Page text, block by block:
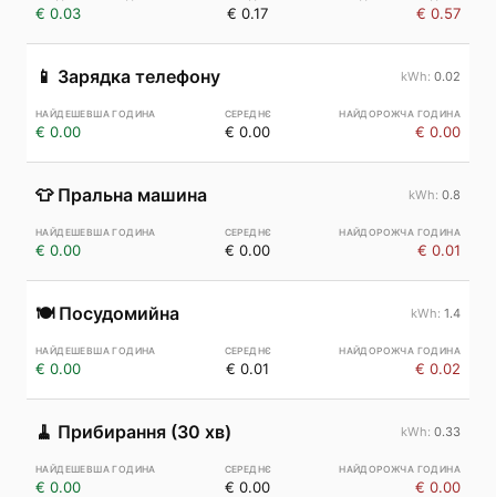
€ 0.03 € 0.17 € 0.57
📱 Зарядка телефону 0.02
€ 0.00 € 0.00 € 0.00
👕 Пральна машина 0.8
€ 0.00 € 0.00 € 0.01
🍽️ Посудомийна 1.4
€ 0.00 € 0.01 € 0.02
🧹 Прибирання (30 хв) 0.33
€ 0.00 € 0.00 € 0.00